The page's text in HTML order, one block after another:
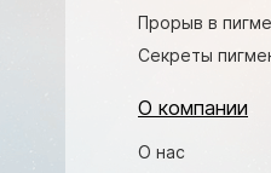
Секреты
О нас
Прорыв в
О компании